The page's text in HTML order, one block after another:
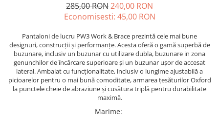
Protecţie ignifugă
Accesorii rezistente la flacără
Combinezoane
Hanorace
Jachete
Pantaloni
285,00 RON240,00 RON
Economisesti: 45,00 RON
Pantaloni de lucru PW3 Work & Brace prezintă cele mai bune
designuri, construcții și performanțe. Acesta oferă o gamă superbă de
buzunare, inclusiv un buzunar cu utilizare dubla, buzunare in zona
genunchilor de încărcare superioare și un buzunar ușor de accesat
lateral. Ambalat cu funcționalitate, inclusiv o lungime ajustabilă a
picioarelor pentru o mai bună comoditate, armarea țesăturilor Oxford
la punctele cheie de abraziune și cusătura triplă pentru durabilitate
maximă.
Marime: